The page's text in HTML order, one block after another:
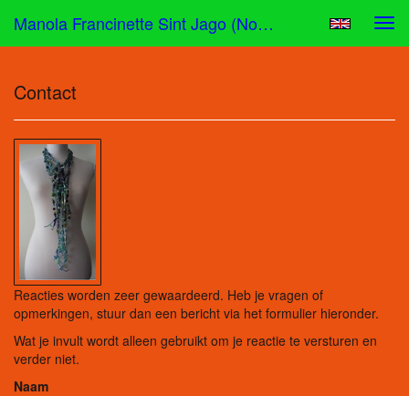
Manola Francinette Sint Jago (nona) - Reageer
Contact
Reacties worden zeer gewaardeerd. Heb je vragen of
opmerkingen, stuur dan een bericht via het formulier hieronder.
Wat je invult wordt alleen gebruikt om je reactie te versturen en
verder niet.
Naam